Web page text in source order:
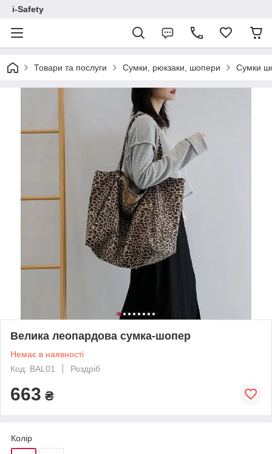
i-Safety
Товари та послуги Сумки, рюкзаки, шопери Сумки
Велика леопардова сумка-шопер
Немає в наявності
Код: BAL01
Роздріб
663 ₴
Колір